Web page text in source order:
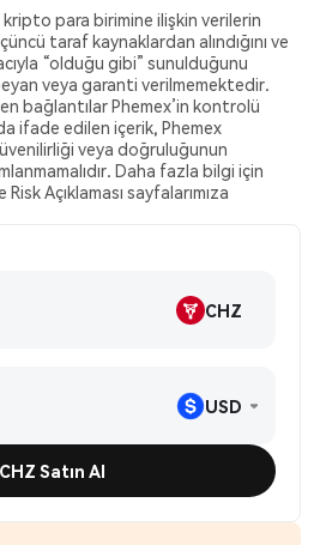
para birimine ilişkin verilerin
taraf kaynaklardan alındığını ve
“olduğu gibi” sunulduğunu
veya garanti verilmemektedir.
bağlantılar Phemex’in kontrolü
ifade edilen içerik, Phemex
veya doğruluğunun
Daha fazla bilgi için
Açıklaması sayfalarımıza
CHZ
USD
CHZ Satın Al